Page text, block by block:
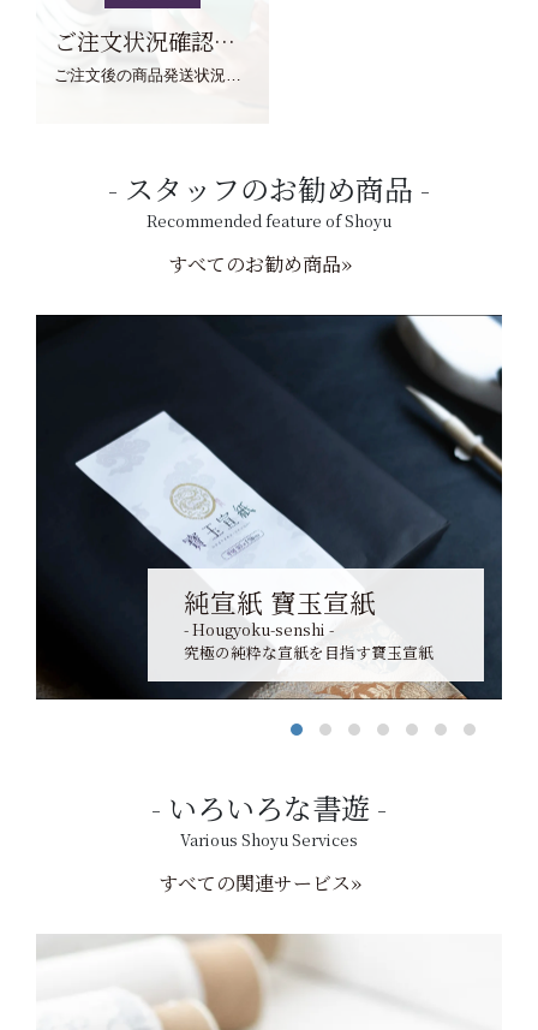
ご注文状況確認について
ご注文後の商品発送状況については、こちらからご確認くださいませ。
スタッフのお勧め商品
Recommended feature of Shoyu
すべてのお勧め商品»
純宣紙 寶玉宣紙
- Hougyoku-senshi -
究極の純粋な宣紙を目指す寶玉宣紙
いろいろな書遊
Various Shoyu Services
すべての関連サービス»